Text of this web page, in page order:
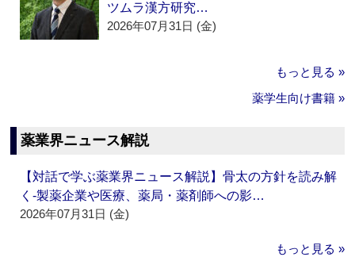
ツムラ漢方研究…
2026年07月31日 (金)
もっと見る »
薬学生向け書籍 »
薬業界ニュース解説
【対話で学ぶ薬業界ニュース解説】骨太の方針を読み解
く‐製薬企業や医療、薬局・薬剤師への影…
2026年07月31日 (金)
もっと見る »